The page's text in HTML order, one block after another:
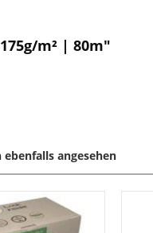
m² | 80m"
angesehen